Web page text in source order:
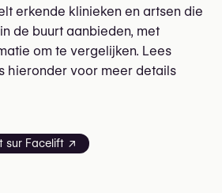
erkende klinieken en artsen die
de buurt aanbieden, met
om te vergelijken. Lees
hieronder voor meer details
sur Facelift ↗